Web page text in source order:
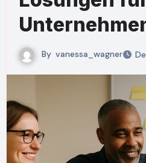
By vanessa_wagner